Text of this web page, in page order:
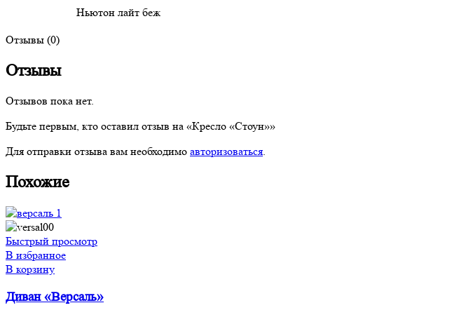
Ньютон лайт беж
Отзывы (0)
Отзывы
Отзывов пока нет.
Будьте первым, кто оставил отзыв на «Кресло «Стоун»»
Для отправки отзыва вам необходимо авторизоваться.
Похожие
Быстрый просмотр
В избранное
В корзину
Диван «Версаль»